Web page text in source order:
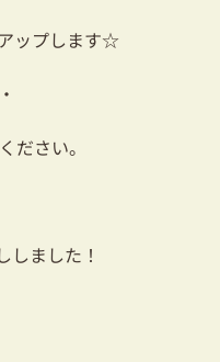
ップします☆
ださい。
ました！